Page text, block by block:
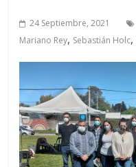
24 Septiembre, 2021
Mariano Rey, Sebastián Holc,